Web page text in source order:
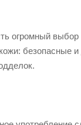
огромный
безопасные